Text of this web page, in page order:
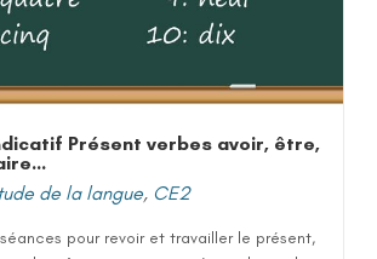
Présent verbes avoir, être,
de la langue, CE2
pour revoir et travailler le présent,